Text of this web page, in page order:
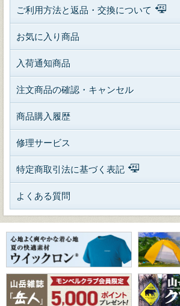
ご利用方法と返品・交換について
お気に入り商品
入荷通知商品
注文商品の確認・キャンセル
商品購入履歴
修理サービス
特定商取引法に基づく表記
よくある質問